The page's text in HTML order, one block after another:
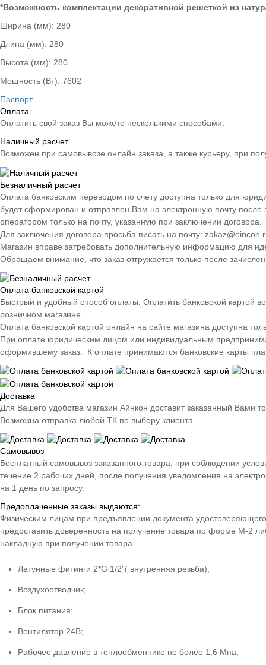
*Возможность комплектации декоративной решеткой из
Ширина (мм): 280
Длина (мм): 280
Высота (мм): 280
Мощность (Вт): 7602
Паспорт
Оплата
Оплатить свой заказ Вы можете несколькими способами:
Наличный расчет
Возможен при самовывозе онлайн заказа, а также курьеру, при
Безналичный расчет
Оплата банковским переводом по счету доступна только для
будет сформирован и отправлен Вам на электронную почту
оператором только на почту, указанную при заключении договора.
Для заключения договора просьба писать на почту:
Магазин вправе затребовать дополнительную информацию для
Обращаем внимание, что заказ отгружается только после
Оплата банковской картой
Быстрый и удобный способ оплаты. Оплатить банковской картой
розничном магазине.
Оплата банковской картой онлайн на сайте магазина доступна
При оплате юридическим лицом или индивидуальным
оформившему заказ. К оплате принимаются банковские карты
Доставка
Для Вашего удобства магазин Айнкон доставит заказанный
Возможна отправка любой ТК по выбору клиента.
Самовывоз
Бесплатный самовывоз заказанного товара, при соблюдении
течение 2 рабочих дней, после получения уведомления на
на 1 день по запросу.
Предоплаченные заказы выдаются:
Физическим лицам при предъявлении документа
предоставить доверенность на получение товара по форме М-2
накладную при получении товара.
Латунные фитинги 2*G 1/2”( внутренняя резьба);
Воздухоотводчик;
Блок питания;
Вентилятор 24В;
Рабочее давление в теплообменнике не более 1,6 Мпа;